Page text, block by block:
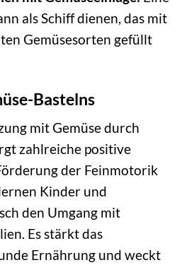
als Schiff dienen, das mit
Gemüsesorten gefüllt
Bastelns
mit Gemüse durch
zahlreiche positive
der Feinmotorik
Kinder und
den Umgang mit
Es stärkt das
Ernährung und weckt